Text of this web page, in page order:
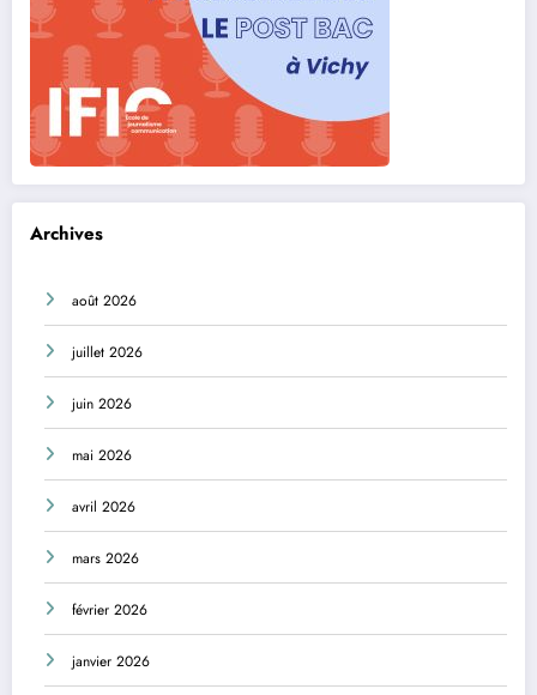
Archives
août 2026
juillet 2026
juin 2026
mai 2026
avril 2026
mars 2026
février 2026
janvier 2026